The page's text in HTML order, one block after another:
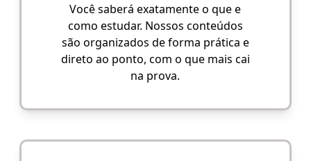
Você saberá exatamente o que e
como estudar. Nossos conteúdos
são organizados de forma prática e
direto ao ponto, com o que mais cai
na prova.